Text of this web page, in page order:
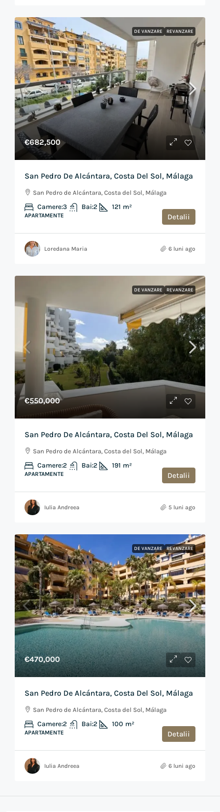
DE VANZARE REVANZARE
€682,500
San Pedro De Alcántara, Costa Del Sol, Málaga
San Pedro de Alcántara, Costa del Sol, Málaga
Camere:3 Bai:2 121 m²
APARTAMENTE Detalii
Loredana Maria 6 luni ago
DE VANZARE REVANZARE
€550,000
San Pedro De Alcántara, Costa Del Sol, Málaga
San Pedro de Alcántara, Costa del Sol, Málaga
Camere:2 Bai:2 191 m²
APARTAMENTE Detalii
Iulia Andreea 5 luni ago
DE VANZARE REVANZARE
€470,000
San Pedro De Alcántara, Costa Del Sol, Málaga
San Pedro de Alcántara, Costa del Sol, Málaga
Camere:2 Bai:2 100 m²
APARTAMENTE Detalii
Iulia Andreea 6 luni ago